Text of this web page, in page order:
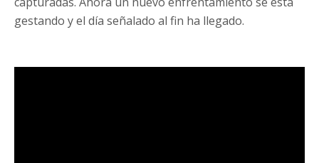
gestando y el día señalado al fin ha llegado.